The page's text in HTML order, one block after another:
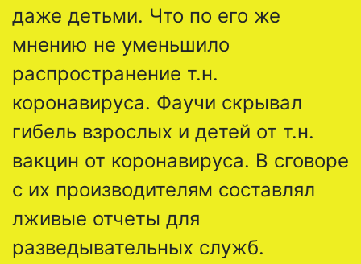
даже детьми. Что по его же
мнению не уменьшило
распространение т.н.
коронавируса. Фаучи скрывал
гибель взрослых и детей от т.н.
вакцин от коронавируса. В сговоре
с их производителям составлял
лживые отчеты для
разведывательных служб.